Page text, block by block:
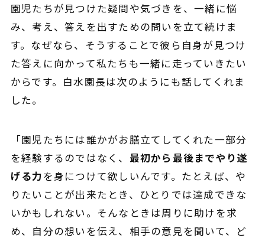
園児たちが見つけた疑問や気づきを、一緒に悩
み、考え、答えを出すための問いを立て続けま
す。なぜなら、そうすることで彼ら自身が見つけ
た答えに向かって私たちも一緒に走っていきたい
からです。 白水園長は次のようにも話してくれま
した。
「園児たちには誰かがお膳立てしてくれた一部分
を経験するのではなく、 最初から最後までやり遂
げる力を身につけて欲しいんです。たとえば、や
りたいことが出来たとき、ひとりでは達成できな
いかもしれない。そんなときは周りに助けを求
め、自分の想いを伝え、相手の意見を聞いて、ど